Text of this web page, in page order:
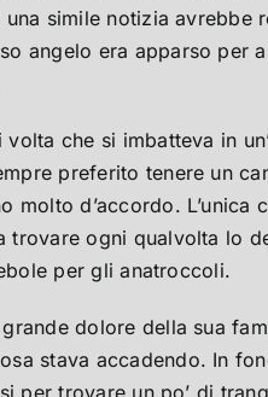
simile notizia
angelo era apparso
che si imbatteva in
preferito tenere un
molto d’accordo.
ogni qualvolta lo
per gli anatroccoli.
dolore della sua
stava accadendo. In